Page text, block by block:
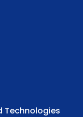
Technologies